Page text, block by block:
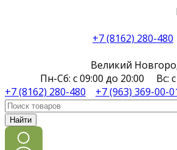
+7 (8162) 280-480
Великий
Пн-Сб: с 09:00 до 20:00 Вс: с
+7 (8162) 280-480
+7 (963) 369-00-
Найти